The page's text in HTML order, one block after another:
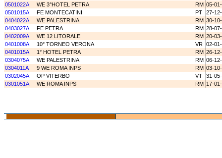
0501022A
WE 3°HOTEL PETRA RM 05-
0501015A
FE MONTECATINI PT
27-
0404022A
WE PALESTRINA RM 30-
0403027A
FE PETRA RM 28-
0402009A
WE 12 LITORALE RM 20-
0401008A
10° TORNEO VERONA VR 02-
0401015A
1° HOTEL PETRA RM 26-
0304075A
WE PALESTRINA RM 06-
0304011A
9 WE ROMA INPS RM 03-
0302045A
OP VITERBO VT
31-
0301051A
WE ROMA INPS RM 17-